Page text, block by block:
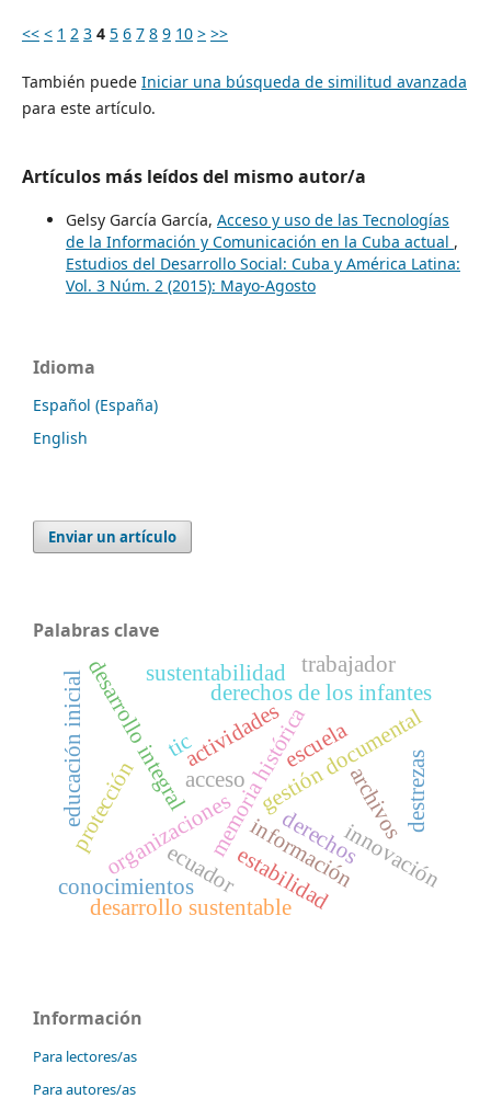
<< < 1 2 3 4 5 6 7 8 9 10 > >>
También puede Iniciar una búsqueda de similitud avanzada
para este artículo.
Artículos más leídos del mismo autor/a
Gelsy García García, Acceso y uso de las Tecnologías
de la Información y Comunicación en la Cuba actual ,
Estudios del Desarrollo Social: Cuba y América Latina:
Vol. 3 Núm. 2 (2015): Mayo-Agosto
Idioma
Español (España)
English
Enviar un artículo
Palabras clave
gestión documental
archivos
memoria histórica
organizacionesinformación
desarrollo integral derechos de los infantes
protección
ecuador
actividades
conocimientos
tic
sustentabilidad
desarrollo sustentable
trabajador
derechos
estabilidadinnovación
escuela
acceso destrezas
educación inicial
Información
Para lectores/as
Para autores/as